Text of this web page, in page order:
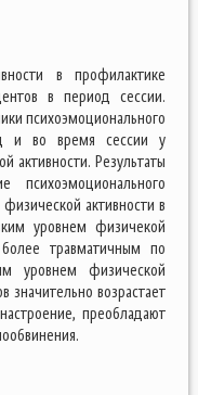
в профилактике
в период сессии.
психоэмоционального
и во время сессии у
активности. Результаты
психоэмоционального
активности в
уровнем физичекой
травматичным по
уровнем физической
значительно возрастает
преобладают